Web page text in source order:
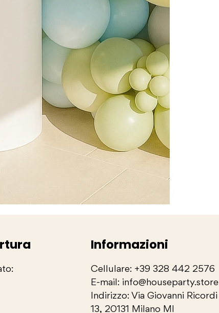
Informazioni
Cellulare: +39 328 442 2576
E-mail: info@houseparty.store
Indirizzo: Via Giovanni Ricordi
13, 20131 Milano MI